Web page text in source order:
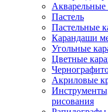
Пастель
Пастельные
Карандаши
Угольные
Цветные
Акриловые
рисования